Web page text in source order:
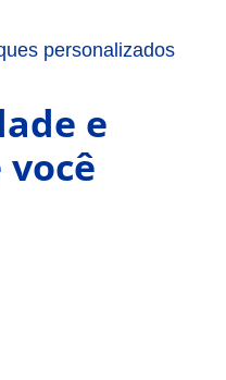
personalizados
e